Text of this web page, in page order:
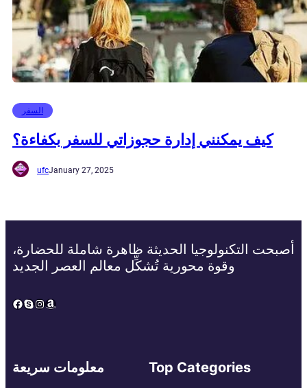
السفر
كيف يمكنني إدارة حجوزاتي للسفر بكفاءة؟
ufcJanuary 27, 2025
أصبحت التكنولوجيا الحديثة ظاهرة شاملة للحضارة،
وقوة محورية تُشكِّل معالم العصر الجديد
Facebook
Skype
Instagram
Amazon
معلومات سريعة Top Categories